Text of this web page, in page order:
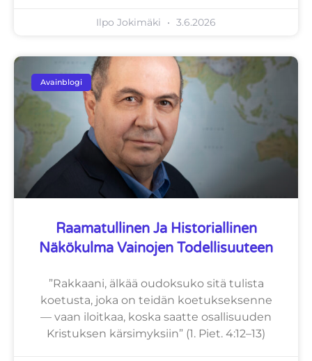
Ilpo Jokimäki 3.6.2026
Avainblogi
Raamatullinen Ja Historiallinen
Näkökulma Vainojen Todellisuuteen
”Rakkaani, älkää oudoksuko sitä tulista
koetusta, joka on teidän koetukseksenne
— vaan iloitkaa, koska saatte osallisuuden
Kristuksen kärsimyksiin” (1. Piet. 4:12–13)